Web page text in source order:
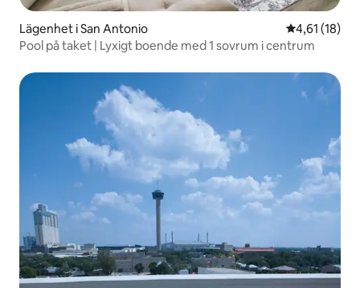
Lägenhet i San Antonio 4,61 av 5 i
4,61 (18)
Pool på taket | Lyxigt boende med 1 sovrum i centrum